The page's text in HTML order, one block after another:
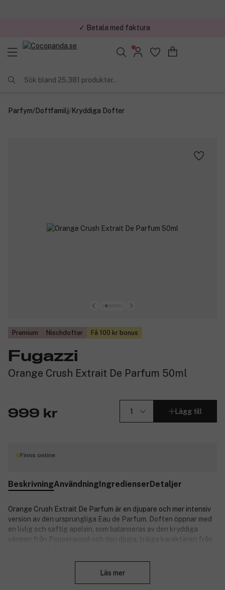
Sök bland 25.381 produkter..
Parfym/Doftfamilj/Kryddiga Dofter
Premium Nischdofter Få 100 kr bonus
Fugazzi
Orange Crush Extrait De Parfum 50ml
999 kr Lägg till
Finns online
BeskrivningAnvändning Ingredienser Detaljer
Orange Crush Extrait De Parfum är en djupare och mer intensiv
version av den ursprungliga Eau de Parfum. Doften öppnar med
en livlig och saftig apelsin, som balanseras av den kryddiga
värmen från Pepperwood och den djupa, träiga karaktären från
unisexdoft är idealisk för dig som vill ha en frisk, men samtidigt
djup och långvarig parfym. Produkten är vegansk och cruelty-
Läs mer